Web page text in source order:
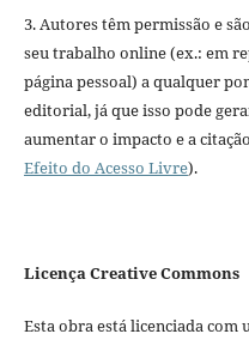
3. Autores têm permissão e
seu trabalho online (ex.: em
página pessoal) a qualquer
editorial, já que isso pode
aumentar o impacto e a
Efeito do Acesso Livre).
Licença Creative Commons
Esta obra está licenciada com